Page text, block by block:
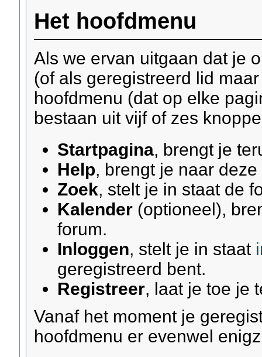
Het hoofdmenu
Als we ervan uitgaan dat je
(of als geregistreerd lid
hoofdmenu (dat op elke
bestaan uit vijf of zes
Startpagina, brengt je
Help, brengt je naar
Zoek, stelt je in staat de
Kalender (optioneel),
forum.
Inloggen, stelt je in staat
geregistreerd bent.
Registreer, laat je toe je
Vanaf het moment je
hoofdmenu er evenwel